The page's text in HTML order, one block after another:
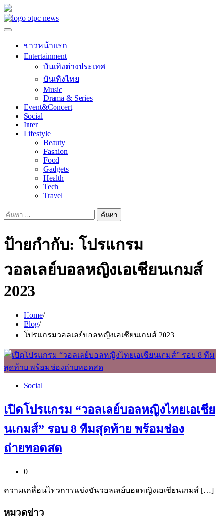
Skip
to
ข่าวหน้าแรก
Entertainment
บันเทิงต่างประเทศ
บันเทิงไทย
Music
Drama & Series
Event&Concert
Social
Inter
Lifestyle
Beauty
Fashion
Food
Gadgets
Health
Tech
Travel
ค้นหา
ป้ายกำกับ: โปรแกรม
วอลเลย์บอลหญิงเอเชียนเกมส์
2023
Home
Blog
โปรแกรมวอลเลย์บอลหญิงเอเชียนเกมส์ 2023
Social
เปิดโปรแกรม “วอลเลย์บอลหญิงไทยเอเชีย
นเกมส์” รอบ 8 ทีมสุดท้าย พร้อมช่อง
ถ่ายทอดสด
0
ความเคลื่อนไหวการแข่งขันวอลเลย์บอลหญิงเอเชียนเกมส์ […]
หมวดข่าว